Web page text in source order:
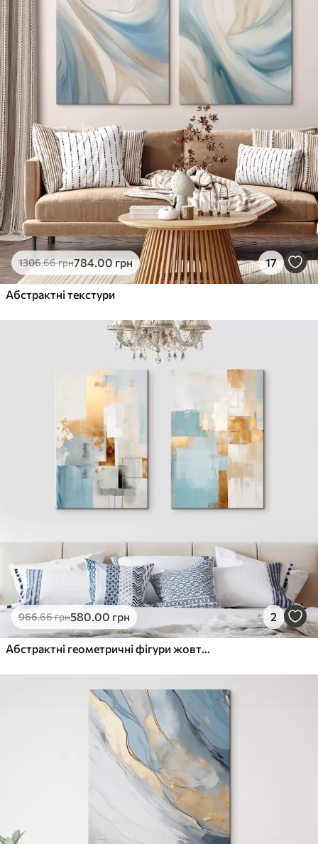
1306.66грн784.00грн 17
Абстрактні текстури
966.66грн580.00 грн 2
Абстрактні геометричні фігури жовтих, синіх і білих кольорів, текстурована і мінімалістична композиція